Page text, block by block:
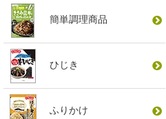
簡単調理商品
ひじき
ふりかけ